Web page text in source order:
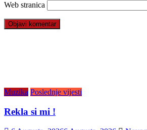
Web stranica
Muzika Poslednje vijesti
Rekla si mi !